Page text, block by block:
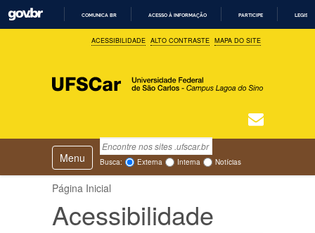
R
A
E
D
COMUNICA BR ACESSO À INFORMAÇÃO PARTICIPE
ACESSIBILIDADE ALTO CONTRASTE MAPA DO SITE
Busca
Busca Avançada…
Busca: Externa Interna Notícias
v
Toggle navigation
Página Inicial
Acessibilidade